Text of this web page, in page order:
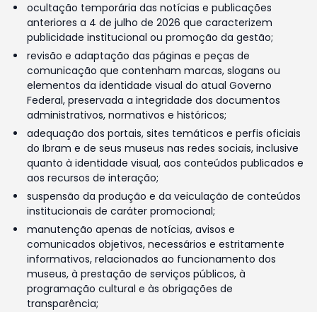
ocultação temporária das notícias e publicações
anteriores a 4 de julho de 2026 que caracterizem
publicidade institucional ou promoção da gestão;
revisão e adaptação das páginas e peças de
comunicação que contenham marcas, slogans ou
elementos da identidade visual do atual Governo
Federal, preservada a integridade dos documentos
administrativos, normativos e históricos;
adequação dos portais, sites temáticos e perfis oficiais
do Ibram e de seus museus nas redes sociais, inclusive
quanto à identidade visual, aos conteúdos publicados e
aos recursos de interação;
suspensão da produção e da veiculação de conteúdos
institucionais de caráter promocional;
manutenção apenas de notícias, avisos e
comunicados objetivos, necessários e estritamente
informativos, relacionados ao funcionamento dos
museus, à prestação de serviços públicos, à
programação cultural e às obrigações de
transparência;